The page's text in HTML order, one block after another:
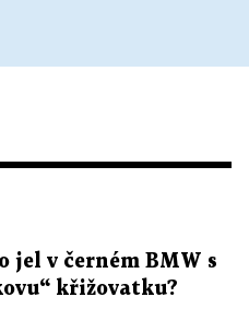
jel v černém BMW s
křižovatku?